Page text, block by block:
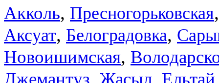
Акколь, Пресногорьковская
Аксуат, Белоградовка,
Новоишимская,
Джемантуз, Жасыл, Ельтай